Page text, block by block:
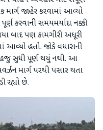
માર્ગ જાહેર કરવામાં આવ્યો
કરવાની સમયમર્યાદા નક્કી
બાદ પણ કામગીરી અધૂરી
આવ્યો હતો. જોકે વધારાની
હજુ સુધી પૂર્ણ થયું નથી. આ
માર્ગ પરથી પસાર થતા
રહ્યો છે.